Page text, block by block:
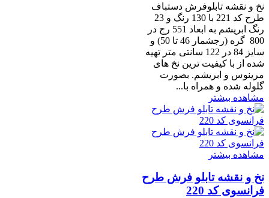
نخ و نقشه تابلوفرش دستباف
طرح کد 221 با 130 رنگ و 23
رنگ ابریشم به ابعاد 551 رج در
800 گره (رجشمار 46 تا 50) و
سایز 84 در 122 سانتی متر تهیه
شده از با کیفیت ترین نخ های
مرینوس و ابریشم. بصورت
گلوله شده و همراه با...
مشاهده بیشتر
مشاهده بیشتر
نخ و نقشه تابلو فرش طرح
فرانسوی کد 220